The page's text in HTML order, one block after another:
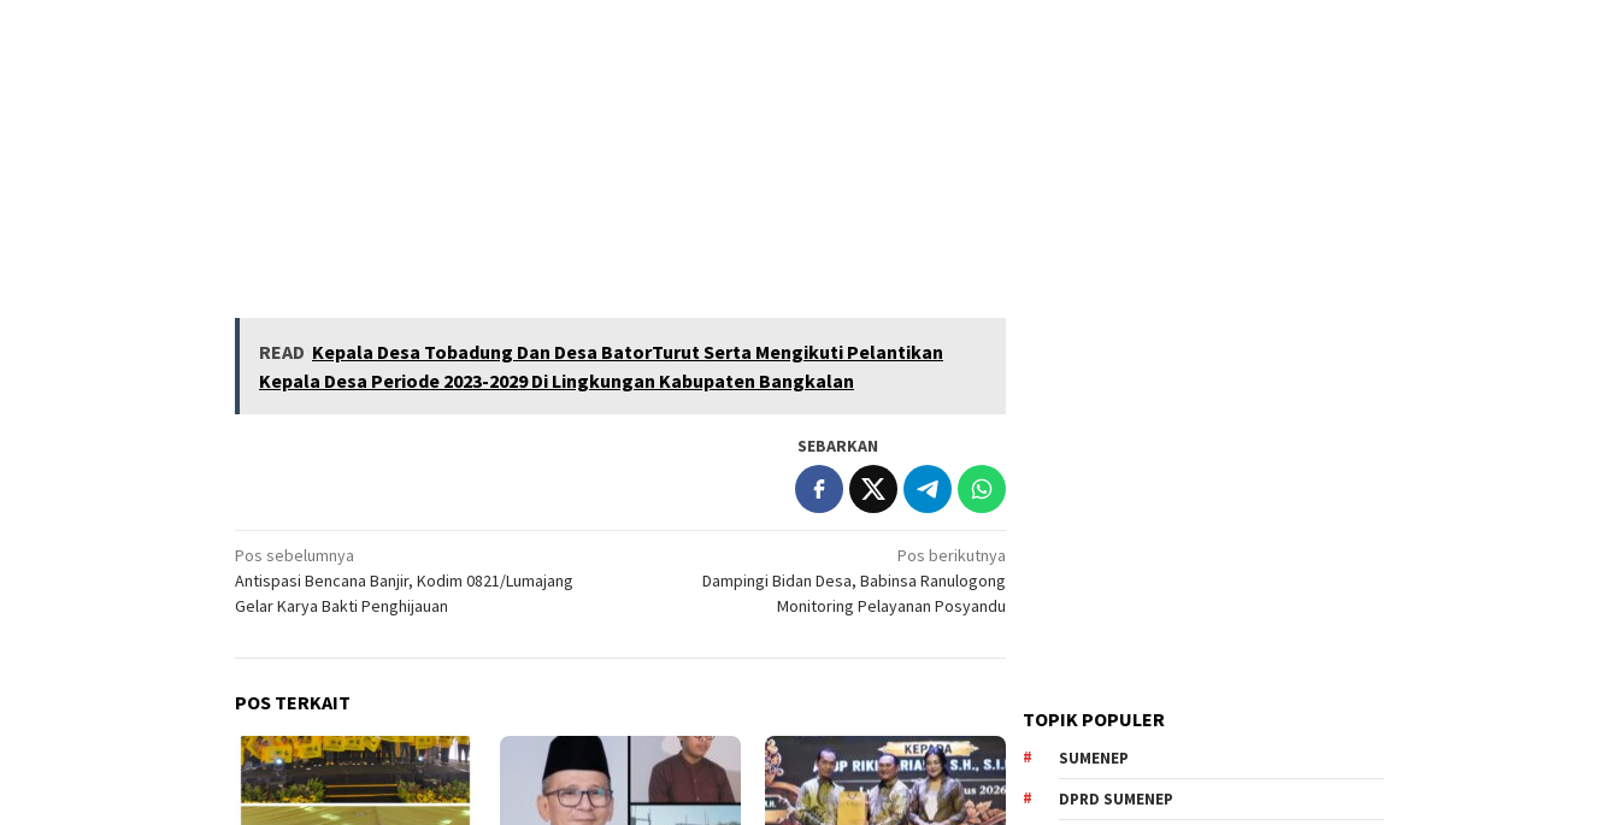
READ Kepala Desa Tobadung Dan Desa BatorTurut Serta Mengikuti Pelantikan
Kepala Desa Periode 2023-2029 Di Lingkungan Kabupaten Bangkalan
SEBARKAN
Navigasi
pos
Pos sebelumnya
Antispasi Bencana Banjir, Kodim 0821/Lumajang
Gelar Karya Bakti Penghijauan
Pos berikutnya
Dampingi Bidan Desa, Babinsa Ranulogong
Monitoring Pelayanan Posyandu
POS TERKAIT
TOPIK POPULER
SUMENEP
DPRD SUMENEP